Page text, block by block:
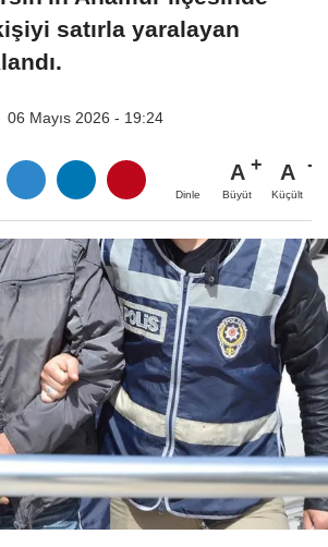
satırla yaralayan
06 Mayıs 2026 - 19:24
Dinle
A
Büyüt
A
Küçült